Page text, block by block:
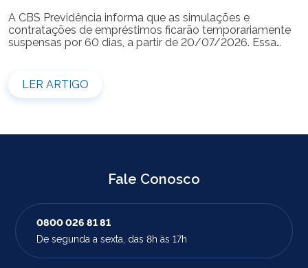
A CBS Previdência informa que as simulações e
contratações de empréstimos ficarão temporariamente
suspensas por 60 dias, a partir de 20/07/2026. Essa
realizar novas simulações ou contratar empréstimos
pelos canais disponibilizados pela CBS Previdência.
Recomendamos que os participantes que […]
LER ARTIGO
Fale Conosco
0800 026 81 81
De segunda a sexta, das 8h às 17h